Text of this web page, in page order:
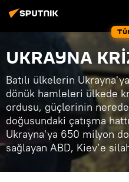
UKRAYNA
Batılı ülkelerin
dönük hamleleri ülkede
ordusu, güçlerinin
doğusundaki çatışma
Ukrayna'ya 650 milyon
sağlayan ABD, Kiev’e